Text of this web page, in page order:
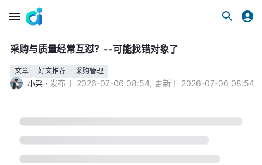
采购与质量经常互怼？--可能找错对象了
文章 好文推荐 采购管理
小采 · 发布于 2026-07-06 08:54, 更新于 2026-07-06 08:54